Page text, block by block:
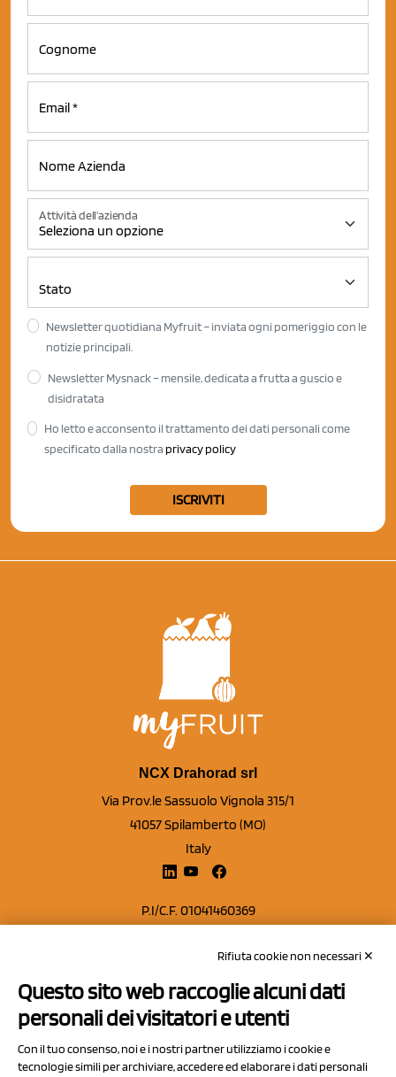
Attività dell'azienda
Newsletter quotidiana Myfruit – inviata ogni pomeriggio con le
notizie principali.
Newsletter Mysnack – mensile, dedicata a frutta a guscio e
disidratata
Ho letto e acconsento il trattamento dei dati personali come
specificato dalla nostra privacy policy
ISCRIVITI
NCX Drahorad srl
Via Prov.le Sassuolo Vignola 315/1
41057 Spilamberto (MO)
Italy
P.I/C.F. 01041460369
Capitale sociale Euro 50.000,00 i.v.
Contatti
Privacy Policy
Rifiuta cookie non necessari ✕
Questo sito web raccoglie alcuni dati
personali dei visitatori e utenti
Con il tuo consenso, noi e i nostri partner utilizziamo i cookie e
tecnologie simili per archiviare, accedere ed elaborare i dati personali